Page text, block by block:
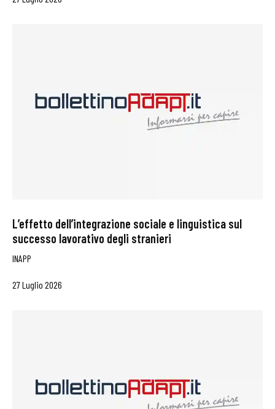
L’effetto dell’integrazione sociale e linguistica sul
successo lavorativo degli stranieri
INAPP
27 Luglio 2026